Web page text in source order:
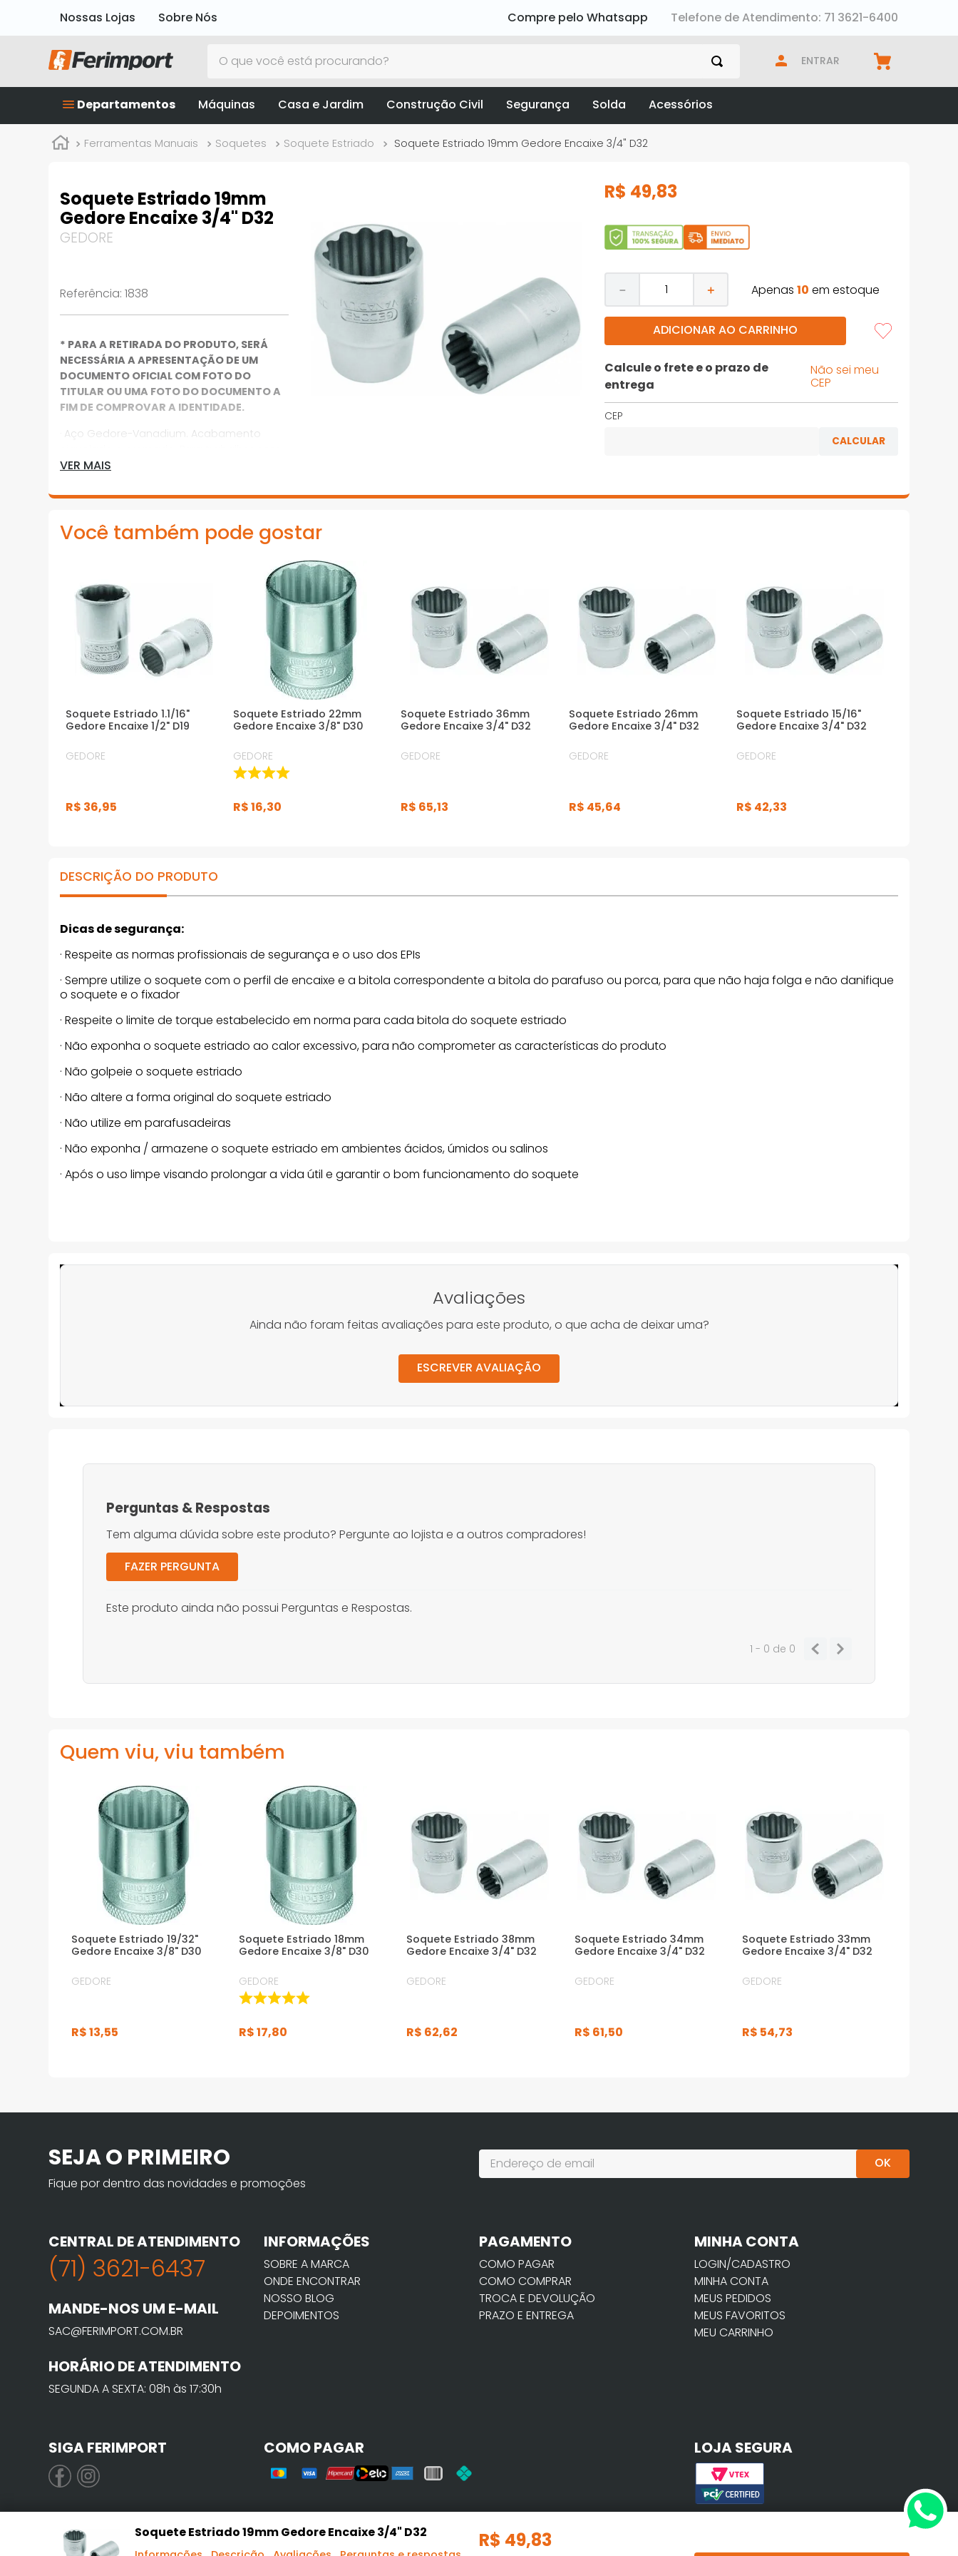
Nossas Lojas Sobre Nós Compre pelo Whatsapp
Telefone de Atendimento: 71 3621-6400
ENTRAR
Departamentos Máquinas Casa e Jardim Construção Civil Segurança Solda Acessórios
Ferramentas Manuais Soquetes Soquete Estriado Soquete Estriado 19mm Gedore Encaixe 3/4" D32
Soquete Estriado 19mm
Gedore Encaixe 3/4" D32
GEDORE
Referência: 1838
* PARA A RETIRADA DO PRODUTO, SERÁ
NECESSÁRIA A APRESENTAÇÃO DE UM
DOCUMENTO OFICIAL COM FOTO DO
TITULAR OU UMA FOTO DO DOCUMENTO A
FIM DE COMPROVAR A IDENTIDADE.
· Aço Gedore-Vanadium. Acabamento
acessórios manuais com encaixe
3120 - C 20, ISO 1174. Indicado para
sextavado externo
VER MAIS
R$ 49,83
＋
－ Apenas10 em estoque
ADICIONAR AO CARRINHO
Calcule o frete e o prazo de
entrega
Não sei meu
CEP
CEP
Você também pode gostar
Soquete Estriado 1.1/16"
Gedore Encaixe 1/2" D19
GEDORE
R$ 36,95
Soquete Estriado 22mm
Gedore Encaixe 3/8" D30
GEDORE
R$16,30
Soquete Estriado 36mm
Gedore Encaixe 3/4" D32
GEDORE
R$ 65,13
Soquete Estriado 26mm
Gedore Encaixe 3/4" D32
GEDORE
R$ 45,64
Soquete Estriado 15/16"
Gedore Encaixe 3/4" D32
GEDORE
R$ 42,33
Soquete Estriado 19mm Gedore Encaixe 3/4" D32 R$ 49,83
DESCRIÇÃO DO PRODUTO
Dicas de segurança:
· Respeite as normas profissionais de segurança e o uso dos EPIs
· Sempre utilize o soquete com o perfil de encaixe e a bitola correspondente a bitola do parafuso ou porca, para que não haja folga e não danifique
o soquete e o fixador
· Respeite o limite de torque estabelecido em norma para cada bitola do soquete estriado
· Não exponha o soquete estriado ao calor excessivo, para não comprometer as características do produto
· Não golpeie o soquete estriado
· Não altere a forma original do soquete estriado
· Não utilize em parafusadeiras
· Não exponha / armazene o soquete estriado em ambientes ácidos, úmidos ou salinos
· Após o uso limpe visando prolongar a vida útil e garantir o bom funcionamento do soquete
Avaliações
Ainda não foram feitas avaliações para este produto, o que acha de deixar uma?
ESCREVER AVALIAÇÃO
Perguntas &Respostas
Tem alguma dúvida sobre este produto? Pergunte ao lojista e a outros compradores!
FAZER PERGUNTA
Este produto ainda não possui Perguntas e Respostas.
1 - 0 de 0
Quem viu, viu também
Soquete Estriado 19/32"
Gedore Encaixe 3/8" D30
GEDORE
R$13,55
Soquete Estriado 18mm
Gedore Encaixe 3/8" D30
GEDORE
R$17,80
Soquete Estriado 38mm
Gedore Encaixe 3/4" D32
GEDORE
R$ 62,62
Soquete Estriado 34mm
Gedore Encaixe 3/4" D32
GEDORE
R$ 61,50
Soquete Estriado 33mm
Gedore Encaixe 3/4" D32
GEDORE
R$ 54,73
SEJA O PRIMEIRO
Fique por dentro das novidades e promoções
OK
CENTRAL DE ATENDIMENTO
(71) 3621-6437
MANDE-NOS UM E-MAIL
SAC@FERIMPORT.COM.BR
HORÁRIO DE ATENDIMENTO
SEGUNDA A SEXTA: 08h às 17:30h
INFORMAÇÕES
SOBRE A MARCA
ONDE ENCONTRAR
NOSSO BLOG
DEPOIMENTOS
PAGAMENTO
COMO PAGAR
COMO COMPRAR
TROCA E DEVOLUÇÃO
PRAZO E ENTREGA
MINHA CONTA
LOGIN/CADASTRO
MINHA CONTA
MEUS PEDIDOS
MEUS FAVORITOS
MEU CARRINHO
SIGA FERIMPORT COMO PAGAR LOJA SEGURA